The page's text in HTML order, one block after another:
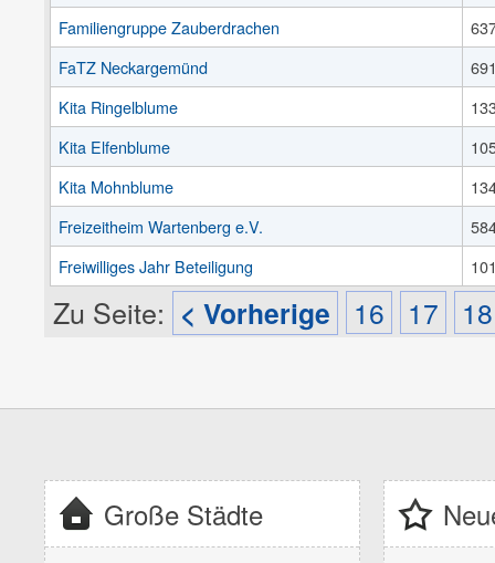
Familiengruppe Zauberdrachen
FaTZ Neckargemünd
Kita Ringelblume
Kita Elfenblume
Kita Mohnblume
Freizeitheim Wartenberg e.V.
Freiwilliges Jahr Beteiligung
Zu Seite: < Vorherige 16 17 18
Große Städte